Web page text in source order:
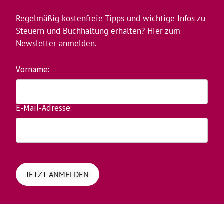
Regelmäßig kostenfreie Tipps und wichtige Infos zu
Steuern und Buchhaltung erhalten? Hier zum
Newsletter anmelden.
Vorname:
E-Mail-Adresse: